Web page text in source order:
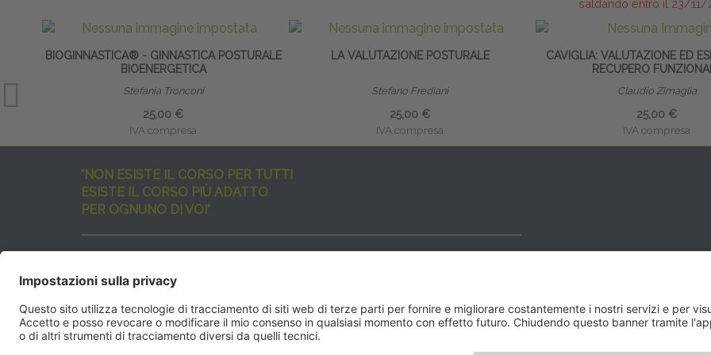
saldando entro il 23/11/
BIOGINNASTICA® - GINNASTICA POSTURALE
BIOENERGETICA
Stefania Tronconi
25,00 €
IVA compresa
LA VALUTAZIONE POSTURALE
Stefano Frediani
25,00 €
IVA compresa
CAVIGLIA: VALUTAZIONE ED
RECUPERO
Claudio Zimaglia
25,00 €
IVA compresa
"NON ESISTE IL CORSO PER TUTTI
ESISTE IL CORSO PIÙ ADATTO
PER OGNUNO DI VOI"
ma rispondenti a diverse esigenze formative
e di aggiornamento professionale.
EdiAcademyvuole aiutarvi nella scelta dell’evento ideale
SEGUICI QUI: